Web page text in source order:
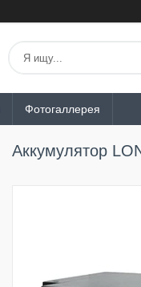
Фотогаллерея
Аккумулятор